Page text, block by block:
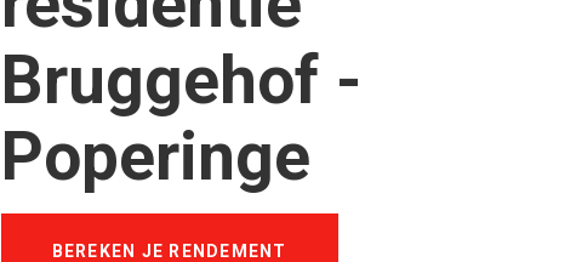
Bruggehof -
Poperinge
BEREKEN JE RENDEMENT